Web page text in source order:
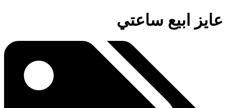
عايز ابيع ساعتي